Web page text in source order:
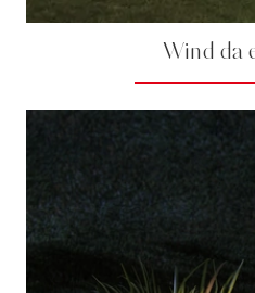
Wind da